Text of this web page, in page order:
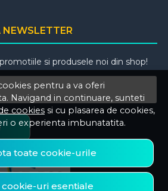
pentru a va oferi
Navigand in continuare, sunteti
cookies si cu plasarea de cookies,
o experienta imbunatatita.
toate cookie-urile
cookie-uri esentiale
si produsele noi din shop!